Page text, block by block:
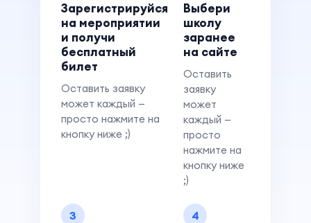
Зарегистрируйся
на мероприятии
и получи
бесплатный
билет
Оставить заявку
может каждый —
просто нажмите на
кнопку ниже ;)
Выбери
школу
заранее
на сайте
Оставить
заявку
может
каждый —
просто
нажмите на
кнопку ниже
;)
3 4